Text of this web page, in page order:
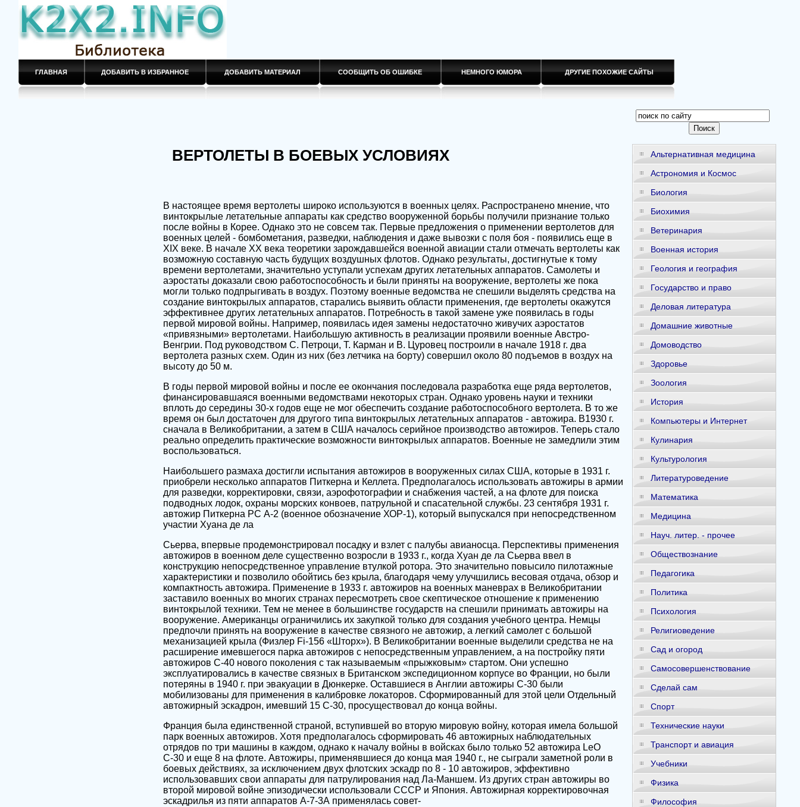
ГЛАВНАЯ ДОБАВИТЬ В ИЗБРАННОЕ ДОБАВИТЬ МАТЕРИАЛ СООБЩИТЬ ОБ ОШИБКЕ НЕМНОГО ЮМОРА ДРУГИЕ ПОХОЖИЕ САЙТЫ
ВЕРТОЛЕТЫ В БОЕВЫХ УСЛОВИЯХ
В настоящее время вертолеты широко используются в военных целях. Распространено мнение, что
винтокрылые летательные аппараты как средство вооруженной борьбы получили признание только
после войны в Корее. Однако это не совсем так. Первые предложения о применении вертолетов для
военных целей - бомбометания, разведки, наблюдения и даже вывозки с поля боя - появились еще в
XIX веке. В начале XX века теоретики зарождавшейся военной авиации стали отмечать вертолеты как
возможную составную часть будущих воздушных флотов. Однако результаты, достигнутые к тому
времени вертолетами, значительно уступали успехам других летательных аппаратов. Самолеты и
аэростаты доказали свою работоспособность и были приняты на вооружение, вертолеты же пока
могли только подпрыгивать в воздух. Поэтому военные ведомства не спешили выделять средства на
создание винтокрылых аппаратов, старались выявить области применения, где вертолеты окажутся
эффективнее других летательных аппаратов. Потребность в такой замене уже появилась в годы
первой мировой войны. Например, появилась идея замены недостаточно живучих аэростатов
«привязными» вертолетами. Наибольшую активность в реализации проявили военные Австро-
Венгрии. Под руководством С. Петроци, Т. Карман и В. Цуровец построили в начале 1918 г. два
вертолета разных схем. Один из них (без летчика на борту) совершил около 80 подъемов в воздух на
высоту до 50 м.
В годы первой мировой войны и после ее окончания последовала разработка еще ряда вертолетов,
финансировавшаяся военными ведомствами некоторых стран. Однако уровень науки и техники
вплоть до середины 30-х годов еще не мог обеспечить создание работоспособного вертолета. В то же
время он был достаточен для другого типа винтокрылых летательных аппаратов - автожира. В1930 г.
сначала в Великобритании, а затем в США началось серийное производство автожиров. Теперь стало
реально определить практические возможности винтокрылых аппаратов. Военные не замедлили этим
воспользоваться.
Наибольшего размаха достигли испытания автожиров в вооруженных силах США, которые в 1931 г.
приобрели несколько аппаратов Питкерна и Келлета. Предполагалось использовать автожиры в армии
для разведки, корректировки, связи, аэрофотографии и снабжения частей, а на флоте для поиска
подводных лодок, охраны морских конвоев, патрульной и спасательной службы. 23 сентября 1931 г.
автожир Питкерна PC А-2 (военное обозначение ХОР-1), который выпускался при непосредственном
участии Хуана де ла
Сьерва, впервые продемонстрировал посадку и взлет с палубы авианосца. Перспективы применения
автожиров в военном деле существенно возросли в 1933 г., когда Хуан де ла Сьерва ввел в
конструкцию непосредственное управление втулкой ротора. Это значительно повысило пилотажные
характеристики и позволило обойтись без крыла, благодаря чему улучшились весовая отдача, обзор и
компактность автожира. Применение в 1933 г. автожиров на военных маневрах в Великобритании
заставило военных во многих странах пересмотреть свое скептическое отношение к применению
винтокрылой техники. Тем не менее в большинстве государств на спешили принимать автожиры на
вооружение. Американцы ограничились их закупкой только для создания учебного центра. Немцы
предпочли принять на вооружение в качестве связного не автожир, а легкий самолет с большой
механизацией крыла (Физлер Fi-156 «Шторх»). В Великобритании военные выделили средства не на
расширение имевшегося парка автожиров с непосредственным управлением, а на постройку пяти
автожиров С-40 нового поколения с так называемым «прыжковым» стартом. Они успешно
эксплуатировались в качестве связных в Британском экспедиционном корпусе во Франции, но были
потеряны в 1940 г. при эвакуации в Дюнкерке. Оставшиеся в Англии автожиры С-30 были
мобилизованы для применения в калибровке локаторов. Сформированный для этой цели Отдельный
автожирный эскадрон, имевший 15 С-30, просуществовал до конца войны.
Франция была единственной страной, вступившей во вторую мировую войну, которая имела большой
парк военных автожиров. Хотя предполагалось сформировать 46 автожирных наблюдательных
отрядов по три машины в каждом, однако к началу войны в войсках было только 52 автожира LeO
С-30 и еще 8 на флоте. Автожиры, применявшиеся до конца мая 1940 г., не сыграли заметной роли в
боевых действиях, за исключением двух флотских эскадр по 8 - 10 автожиров, эффективно
использовавших свои аппараты для патрулирования над Ла-Маншем. Из других стран автожиры во
второй мировой войне эпизодически использовали СССР и Япония. Автожирная корректировочная
эскадрилья из пяти аппаратов А-7-3А применялась совет-
Альтернативная медицина
Астрономия и Космос
Биология
Биохимия
Ветеринария
Военная история
Геология и география
Государство и право
Деловая литература
Домашние животные
Домоводство
Здоровье
Зоология
История
Компьютеры и Интернет
Кулинария
Культурология
Литературоведение
Математика
Медицина
Науч. литер. - прочее
Обществознание
Педагогика
Политика
Психология
Религиоведение
Сад и огород
Самосовершенствование
Сделай сам
Спорт
Технические науки
Транспорт и авиация
Учебники
Физика
Философия